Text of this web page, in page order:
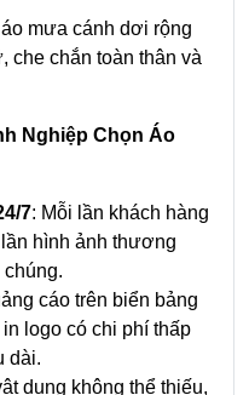
mưa cánh dơi rộng
che chắn toàn thân và
Nghiệp Chọn Áo
7: Mỗi lần khách hàng
hình ảnh thương
cáo trên biển bảng
logo có chi phí thấp
dài.
dụng không thể thiếu,